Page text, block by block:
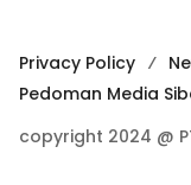
Privacy Policy
Pedoman Media
copyright 2024 @